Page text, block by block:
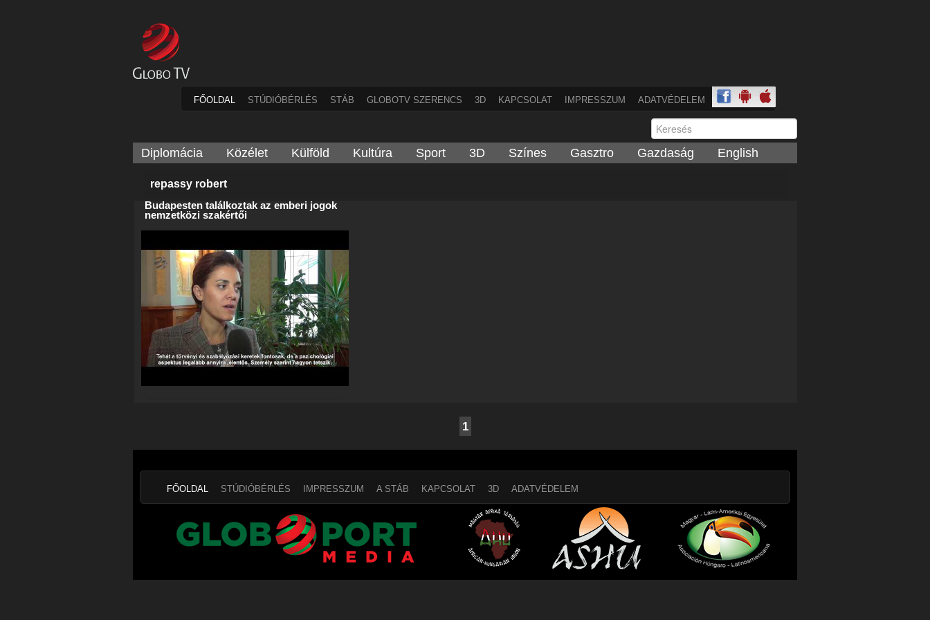
FŐOLDAL STÚDIÓBÉRLÉS STÁB GLOBOTV SZERENCS 3D KAPCSOLAT IMPRESSZUM ADATVÉDELEM
Diplomácia Közélet Külföld Kultúra Sport 3D Színes Gasztro Gazdaság English
repassy robert
Budapesten találkoztak az emberi jogok
nemzetközi szakértői
1
FŐOLDAL STÚDIÓBÉRLÉS IMPRESSZUM A STÁB KAPCSOLAT 3D ADATVÉDELEM